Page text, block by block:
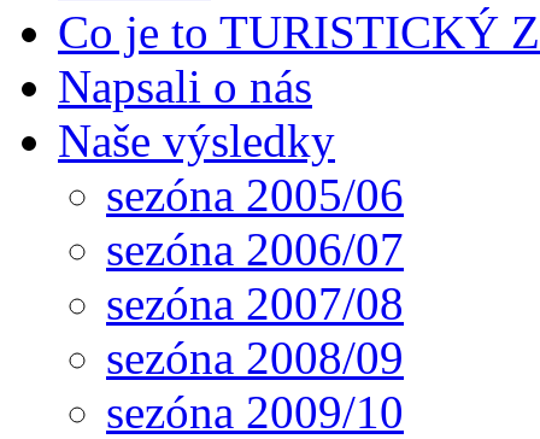
Co je to TURISTICKÝ
Napsali o nás
Naše výsledky
sezóna 2005/06
sezóna 2006/07
sezóna 2007/08
sezóna 2008/09
sezóna 2009/10